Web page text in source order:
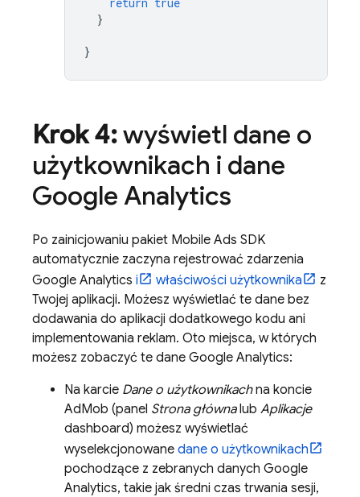
}
}
Krok 4:wyświetl dane o
użytkownikach i dane
Google Analytics
Po zainicjowaniu pakiet Mobile Ads SDK
automatycznie zaczyna rejestrować zdarzenia
Google Analytics i właściwości użytkownika
z
Twojej aplikacji. Możesz wyświetlać te dane bez
dodawania do aplikacji dodatkowego kodu ani
implementowania reklam. Oto miejsca, w których
możesz zobaczyć te dane Google Analytics:
Na karcie Dane o użytkownikachna koncie
AdMob (panel Strona głównalub Aplikacje
dashboard) możesz wyświetlać
wyselekcjonowane dane o użytkownikach
pochodzące z zebranych danych Google
Analytics, takie jak średni czas trwania sesji,